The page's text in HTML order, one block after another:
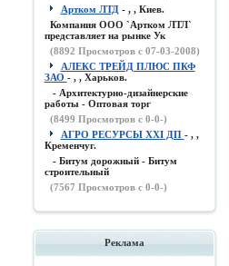
Артком ЛТД- , , Киев.
Компания ООО `Артком ЛТЛ`
представляет на рынке Ук
(8892 Просмотров с 07-03-2008)
АЛЕКС ТРЕЙД ПЛЮС ПКФ
ЗАО - , , Харьков.
- Архитектурно-дизайнерские
работы - Оптовая торг
(8499 Просмотров с 0-0-)
АГРО РЕСУРСЫ XXI ДП - , ,
Кременчуг.
- Битум дорожный - Битум
строительный
(7567 Просмотров с 0-0-)
Реклама